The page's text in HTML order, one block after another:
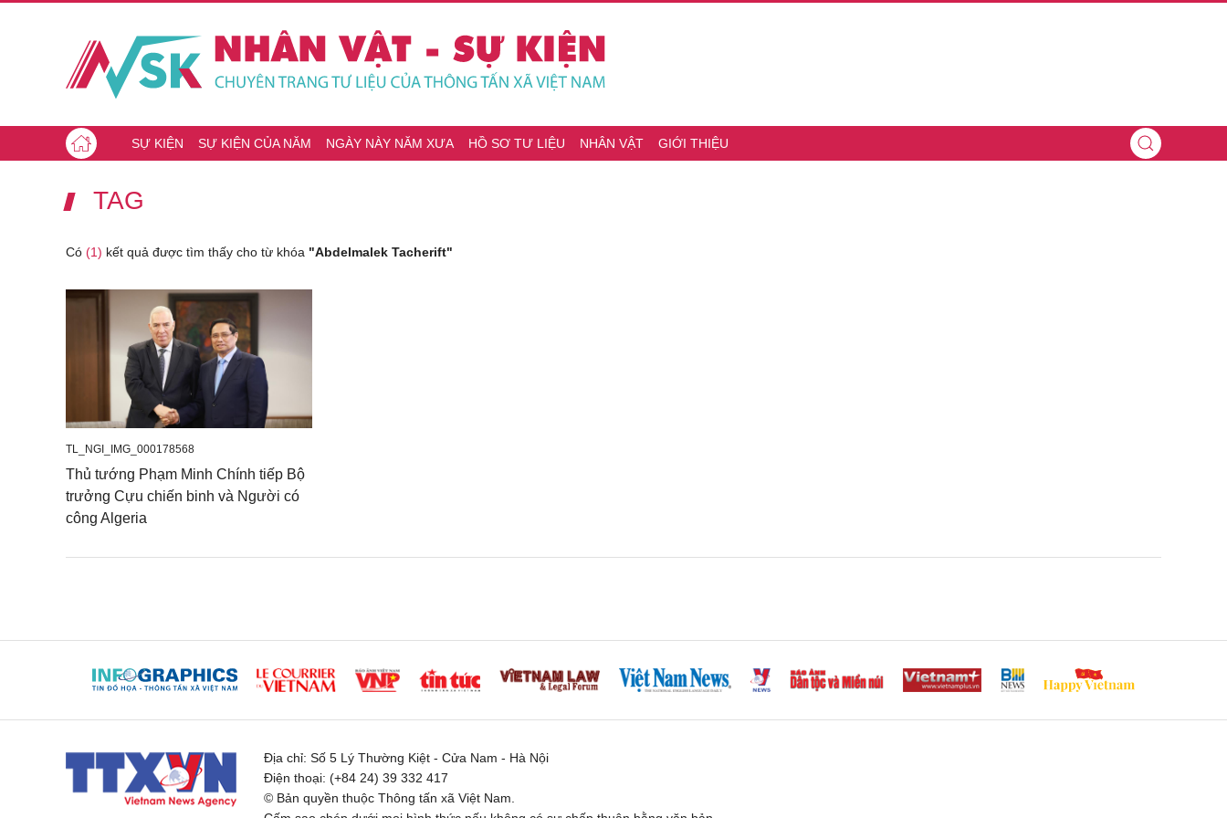
SỰ KIỆN SỰ KIỆN CỦA NĂM NGÀY NÀY NĂM XƯA HỒ SƠ TƯ LIỆU NHÂN VẬT GIỚI THIỆU
TAG
Có (1) kết quả được tìm thấy cho từ khóa "Abdelmalek Tacherift"
TL_NGI_IMG_000178568
Thủ tướng Phạm Minh Chính tiếp Bộ
trưởng Cựu chiến binh và Người có
công Algeria
Địa chỉ: Số 5 Lý Thường Kiệt - Cửa Nam - Hà Nội
Điện thoại: (+84 24) 39 332 417
© Bản quyền thuộc Thông tấn xã Việt Nam.